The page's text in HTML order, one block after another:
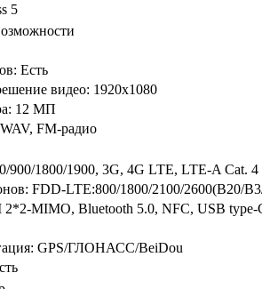
5
Есть
видео: 1920x1080
12 МП
FM-радио
900/1800/1900, 3G, 4G LTE, LTE-A Cat. 4
FDD-LTE:800/1800/2100/2600(B20/
2*2-MIMO, Bluetooth 5.0, NFC, USB type-
GPS/ГЛОНАСС/BeiDou